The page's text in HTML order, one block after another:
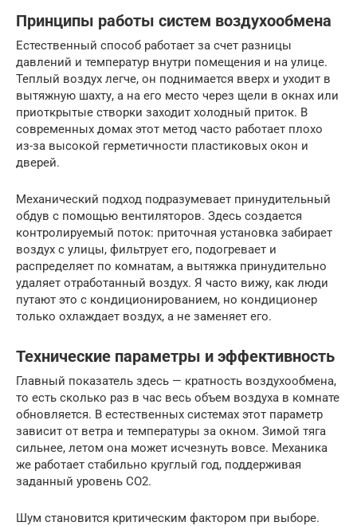
Принципы работы систем воздухообмена
Естественный способ работает за счет разницы
давлений и температур внутри помещения и на улице.
Теплый воздух легче, он поднимается вверх и уходит в
вытяжную шахту, а на его место через щели в окнах или
приоткрытые створки заходит холодный приток. В
современных домах этот метод часто работает плохо
из-за высокой герметичности пластиковых окон и
дверей.
Механический подход подразумевает принудительный
обдув с помощью вентиляторов. Здесь создается
контролируемый поток: приточная установка забирает
воздух с улицы, фильтрует его, подогревает и
распределяет по комнатам, а вытяжка принудительно
удаляет отработанный воздух. Я часто вижу, как люди
путают это с кондиционированием, но кондиционер
только охлаждает воздух, а не заменяет его.
Технические параметры и эффективность
Главный показатель здесь — кратность воздухообмена,
то есть сколько раз в час весь объем воздуха в комнате
обновляется. В естественных системах этот параметр
зависит от ветра и температуры за окном. Зимой тяга
сильнее, летом она может исчезнуть вовсе. Механика
же работает стабильно круглый год, поддерживая
заданный уровень CO2.
Шум становится критическим фактором при выборе.